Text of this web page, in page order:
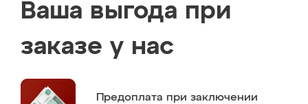
Ваша выгода при
заказе у нас
Предоплата при заключении